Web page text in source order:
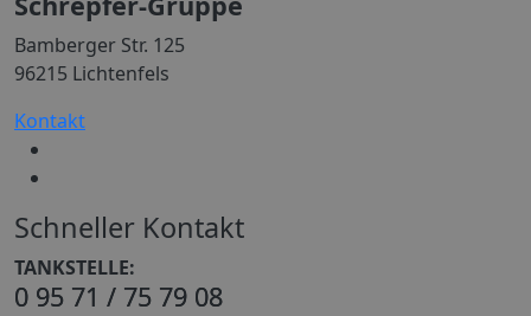
Bamberger Str. 125
96215 Lichtenfels
Kontakt
Schneller Kontakt
TANKSTELLE:
0 95 71 / 75 79 08